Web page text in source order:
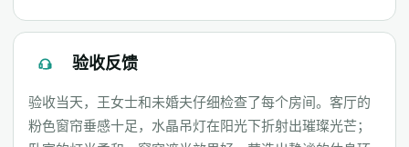
验收反馈
验收当天，王女士和未婚夫仔细检查了每个房间。客厅的
粉色窗帘垂感十足，水晶吊灯在阳光下折射出璀璨光芒；